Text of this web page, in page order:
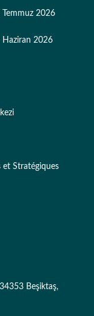
Temmuz 2026
Haziran 2026
et Stratégiques
Beşiktaş,